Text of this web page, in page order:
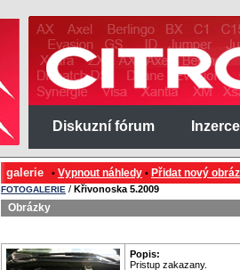
Diskuzní fórum Inzerce
galerie • Vypnout náhledy • Přidat nový
FOTOGALERIE / Křivonoska 5.2009
Obrázky
Popis:
Pristup zakazany.